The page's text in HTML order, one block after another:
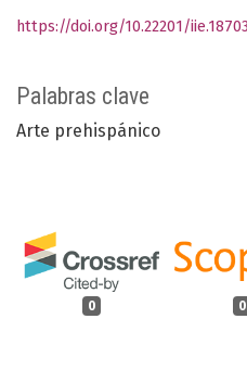
Palabras clave
Arte prehispánico
0 0
https://doi.org/10.22201/